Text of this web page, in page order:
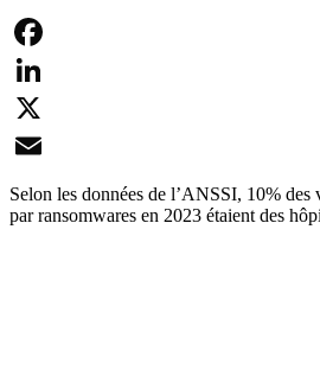
Facebook
LinkedIn
X
Email
Selon les données de l’ANSSI, 10% des
par ransomwares en 2023 étaient des